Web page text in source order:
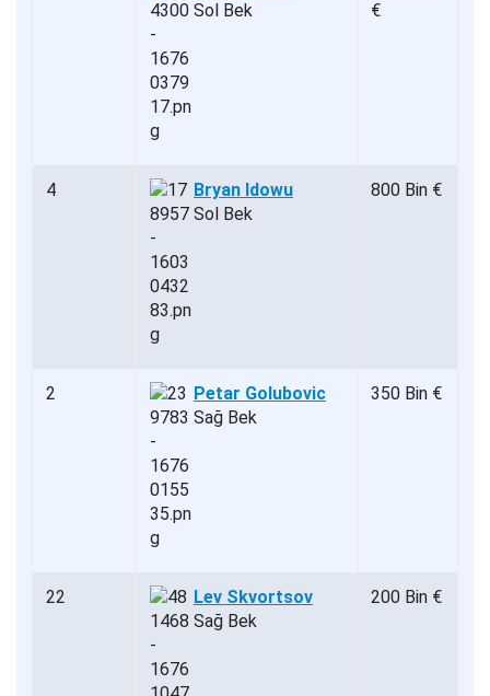
Sol Bek
€
4
Bryan Idowu
Sol Bek
800 Bin €
2
Petar Golubovic
Sağ Bek
350 Bin €
22
Lev Skvortsov
Sağ Bek
200 Bin €